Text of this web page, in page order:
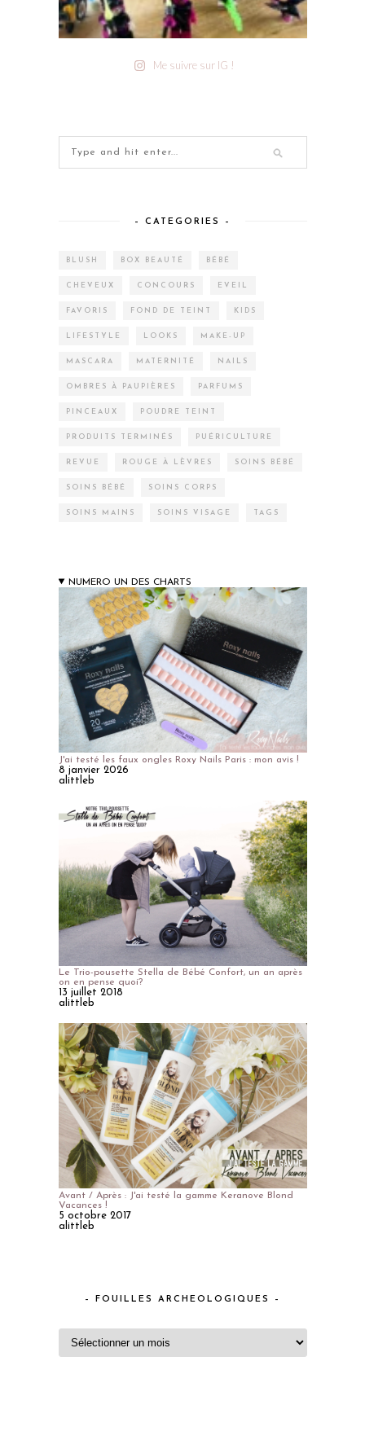
Me suivre sur IG !
– CATEGORIES –
BLUSH BOX BEAUTÉ BÉBÉ
CHEVEUX CONCOURS EVEIL
FAVORIS FOND DE TEINT KIDS
LIFESTYLE LOOKS MAKE-UP
MASCARA MATERNITÉ NAILS
OMBRES À PAUPIÈRES PARFUMS
PINCEAUX POUDRE TEINT
PRODUITS TERMINÉS PUÉRICULTURE
REVUE ROUGE À LÈVRES SOINS BÉBÉ
SOINS BÉBÉ SOINS CORPS
SOINS MAINS SOINS VISAGE TAGS
NUMERO UN DES CHARTS
J'ai testé les faux ongles Roxy Nails Paris : mon avis !
8 janvier 2026
alittleb
Le Trio-pousette Stella de Bébé Confort, un an après
on en pense quoi?
13 juillet 2018
alittleb
Avant / Après : J'ai testé la gamme Keranove Blond
Vacances !
5 octobre 2017
alittleb
– FOUILLES ARCHEOLOGIQUES –